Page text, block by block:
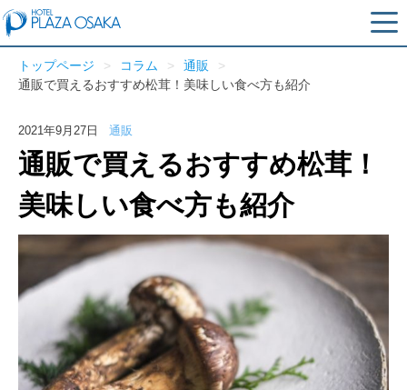
トップページ コラム
通販
通販で買えるおすすめ松茸！美味しい食べ方も紹介
2021年9月27日 通販
通販で買えるおすすめ松茸！
美味しい食べ方も紹介